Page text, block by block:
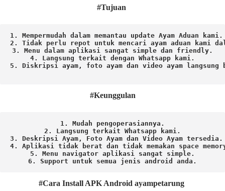
#Tujuan
1. Mempermudah dalam memantau update Ayam Aduan kami.
2. Tidak perlu repot untuk mencari ayam aduan kami
3. Menu dalam aplikasi sangat simple dan friendly.
4. Langsung terkait dengan Whatsapp kami.
5. Diskripsi ayam, foto ayam dan video ayam
#Keunggulan
1. Mudah pengoperasiannya.
2. Langsung terkait Whatsapp kami.
3. Deskripsi Ayam, Foto Ayam dan Video Ayam tersedia.
4. Aplikasi tidak berat dan tidak memakan space
5. Menu navigator aplikasi sangat simple.
6. Support untuk semua jenis android anda.
#Cara Install APK Android ayampetarung